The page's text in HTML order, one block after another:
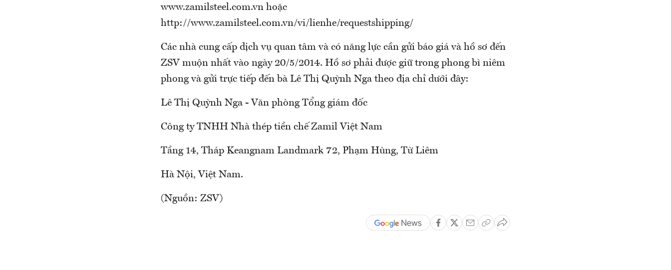
www.zamilsteel.com.vn hoặc
http://www.zamilsteel.com.vn/vi/lienhe/requestshipping/
Các nhà cung cấp dịch vụ quan tâm và có năng lực cần gửi báo giá và hồ sơ đến
ZSV muộn nhất vào ngày 20/5/2014. Hồ sơ phải được giữ trong phong bì niêm
phong và gửi trực tiếp đến bà Lê Thị Quỳnh Nga theo địa chỉ dưới đây:
Lê Thị Quỳnh Nga - Văn phòng Tổng giám đốc
Công ty TNHH Nhà thép tiền chế Zamil Việt Nam
Tầng 14, Tháp Keangnam Landmark 72, Phạm Hùng, Từ Liêm
Hà Nội, Việt Nam.
(Nguồn: ZSV)